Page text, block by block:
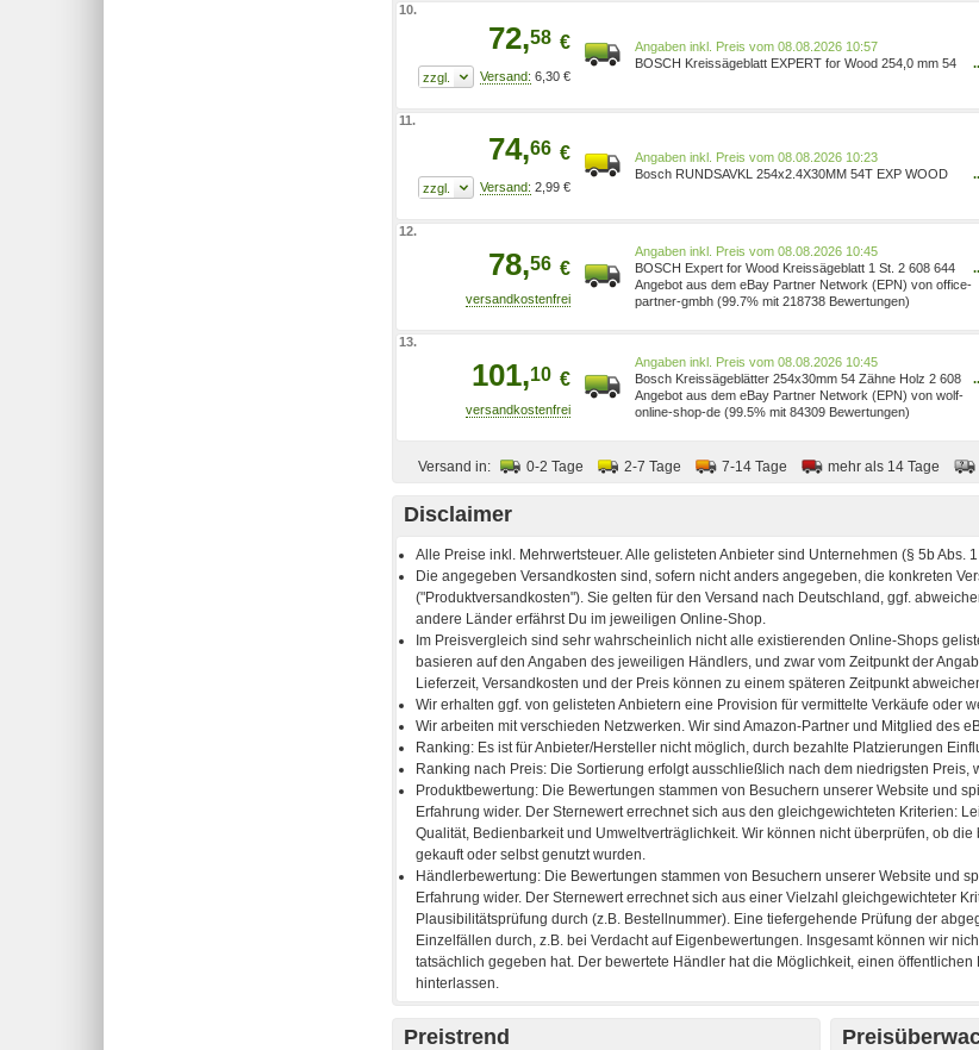
10.
72,58 €
6,30 €
Preis vom 08.08.2026 10:57
BOSCH Kreissägeblatt EXPERT for Wood 254,0 mm 54
11.
74,66 €
2,99 €
Preis vom 08.08.2026 10:23
Bosch RUNDSAVKL 254x2.4X30MM 54T EXP WOOD
12.
78,56 €
Preis vom 08.08.2026 10:45
BOSCH Expert for Wood Kreissägeblatt 1 St. 2 608 644
342
Angebot aus dem eBay Partner Network (EPN) von office-
partner-gmbh (99.7% mit 218738 Bewertungen)
13.
101,10 €
Preis vom 08.08.2026 10:45
Bosch Kreissägeblätter 254x30mm 54 Zähne Holz 2 608
644 342
Angebot aus dem eBay Partner Network (EPN) von wolf-
online-shop-de (99.5% mit 84309 Bewertungen)
Versand in: 0-2 Tage 2-7 Tage 7-14 Tage mehr als 14 Tage
Disclaimer
Preistrend